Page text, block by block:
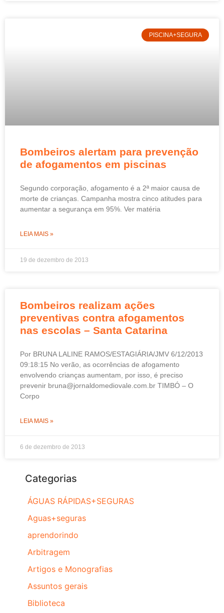
PISCINA+SEGURA
Bombeiros alertam para prevenção
de afogamentos em piscinas
Segundo corporação, afogamento é a 2ª maior causa de
morte de crianças. Campanha mostra cinco atitudes para
aumentar a segurança em 95%. Ver matéria
LEIA MAIS »
19 de dezembro de 2013
Bombeiros realizam ações
preventivas contra afogamentos
nas escolas – Santa Catarina
Por BRUNA LALINE RAMOS/ESTAGIÁRIA/JMV 6/12/2013
09:18:15 No verão, as ocorrências de afogamento
envolvendo crianças aumentam, por isso, é preciso
prevenir bruna@jornaldomediovale.com.br TIMBÓ – O
Corpo
LEIA MAIS »
6 de dezembro de 2013
Categorias
ÁGUAS RÁPIDAS+SEGURAS
Aguas+seguras
aprendorindo
Arbitragem
Artigos e Monografias
Assuntos gerais
Biblioteca